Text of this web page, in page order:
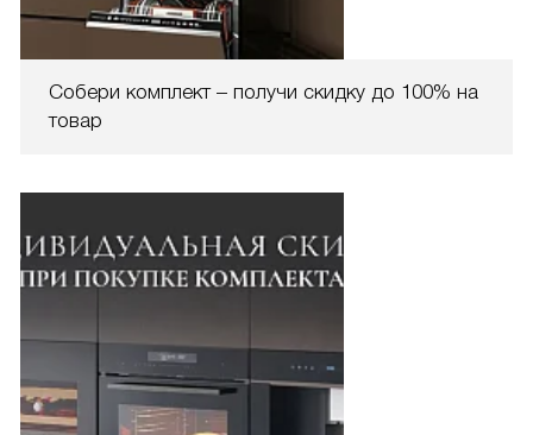
Собери комплект – получи скидку до 100% на
товар